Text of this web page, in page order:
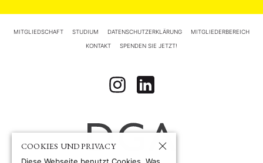
MITGLIEDSCHAFT STUDIUM DATENSCHUTZERKLÄRUNG MITGLIEDERBEREICH
KONTAKT SPENDEN SIE JETZT!
COOKIES UND PRIVACY